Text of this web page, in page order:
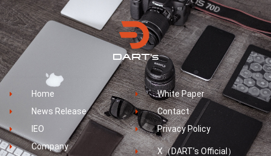
Home
News Release
IEO
Company
White Paper
Contact
Privacy Policy
X（DART’s Official）